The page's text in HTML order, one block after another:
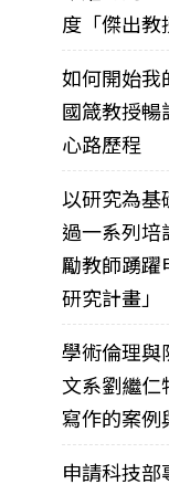
度「傑出教
如何開始我
國箴教授暢
心路歷程
以研究為基
過一系列
勵教師踴
研究計畫」
學術倫理與
文系劉繼仁
寫作的案例
申請科技部